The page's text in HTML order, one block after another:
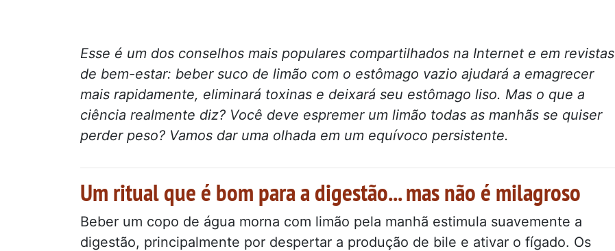
Esse é um dos conselhos mais populares compartilhados na Internet e em revistas
de bem-estar: beber suco de limão com o estômago vazio ajudará a emagrecer
mais rapidamente, eliminará toxinas e deixará seu estômago liso. Mas o que a
ciência realmente diz? Você deve espremer um limão todas as manhãs se quiser
perder peso? Vamos dar uma olhada em um equívoco persistente.
Um ritual que é bom para a digestão... mas não é milagroso
Beber um copo de água morna com limão pela manhã estimula suavemente a
digestão, principalmente por despertar a produção de bile e ativar o fígado. Os